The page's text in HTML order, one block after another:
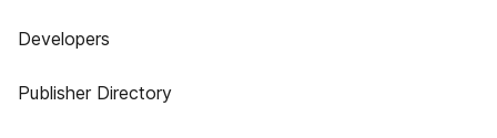
Developers
Publisher Directory